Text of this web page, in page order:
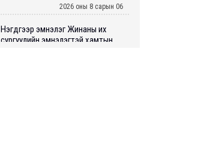
2026 оны 8 сарын 06
Нэгдүгээр эмнэлэг Жинаны их
сургуулийн эмнэлэгтэй хамтын